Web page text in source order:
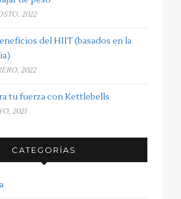
2022
del HIIT (basados en la
2022
tu fuerza con Kettlebells
2021
CATEGORÍAS